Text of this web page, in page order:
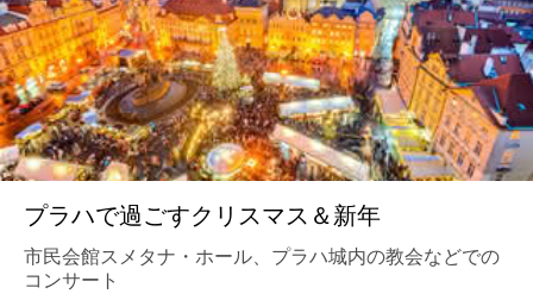
プラハで過ごすクリスマス＆新年
市民会館スメタナ・ホール、プラハ城内の教会などでの
コンサート